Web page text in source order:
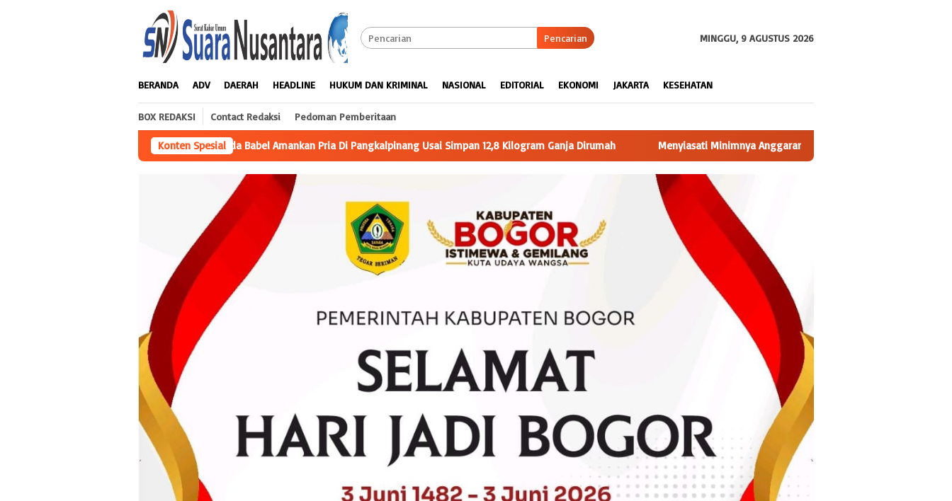
Pencarian MINGGU, 9 AGUSTUS 2026
BERANDA ADV DAERAH HEADLINE HUKUM DAN KRIMINAL NASIONAL EDITORIAL EKONOMI JAKARTA KESEHATAN
BOX REDAKSI Contact Redaksi Pedoman Pemberitaan
Konten Spesial
Polda Babel Amankan Pria Di Pangkalpinang Usai Simpan 12,8 Kilogram Ganja Dirumah Menyiasati Minimnya Anggaran PEMDES, Bambang Kakam Notoharjo Jalin Komunikasi Dengan Pihak